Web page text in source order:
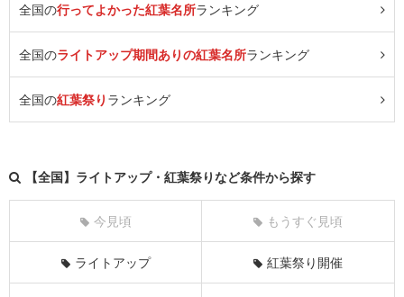
全国の行ってよかった紅葉名所ランキング
全国のライトアップ期間ありの紅葉名所ランキング
全国の紅葉祭り ランキング
【全国】ライトアップ・紅葉祭りなど条件から探す
今見頃 もうすぐ見頃
ライトアップ 紅葉祭り開催